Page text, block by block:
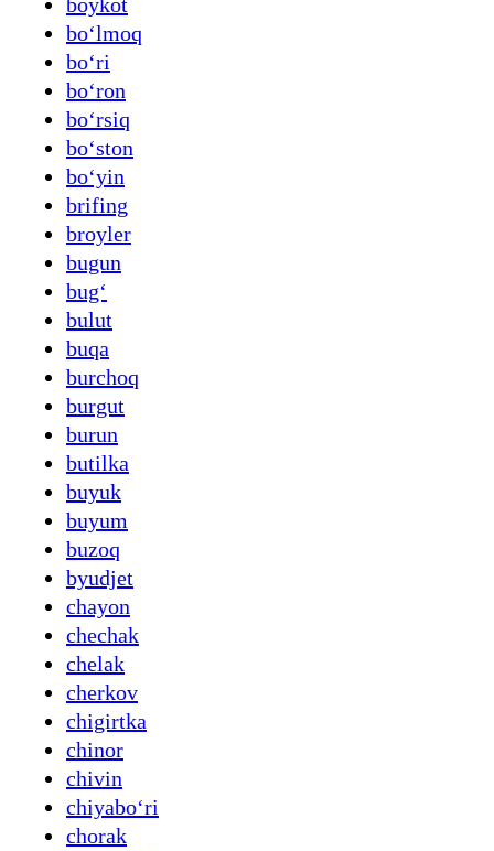
boʻlmoq
boʻri
boʻron
boʻrsiq
boʻston
boʻyin
brifing
broyler
bugun
bugʻ
bulut
buqa
burchoq
burgut
burun
butilka
buyuk
buyum
buzoq
byudjet
chayon
chechak
chelak
cherkov
chigirtka
chinor
chivin
chiyaboʻri
chorak